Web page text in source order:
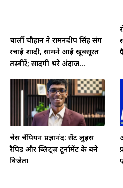
चार्ली चौहान ने रामनदीप सिंह संग
रचाई शादी, सामने आईं खूबसूरत
तस्वीरें; सादगी भरे अंदाज...
चेस चैंपियन प्रज्ञानंद: सेंट लुइस
रैपिड और ब्लिट्ज़ टूर्नामेंट के बने
विजेता